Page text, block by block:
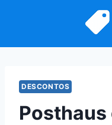
DESCONTOS